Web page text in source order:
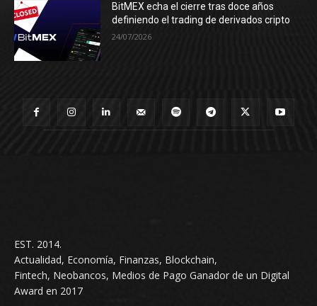
BitMEX echa el cierre tras doce años
definiendo el trading de derivados cripto
24/07/2026
EST. 2014.
Actualidad, Economía, Finanzas, Blockchain,
Fintech, Neobancos, Medios de Pago Ganador de un Digital
Award en 2017